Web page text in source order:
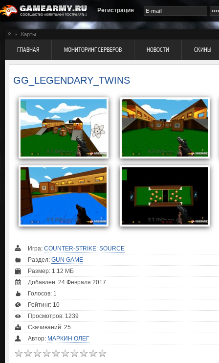
Регистрация
Карты
ГЛАВНАЯ МОНИТОРИНГ СЕРВЕРОВ НОВОСТИ СКИНЫ
GG_LEGENDARY_TWINS
Игра: COUNTER-STRIKE: SOURCE
Раздел: GUN GAME
Размер: 1.12 МБ
Добавлен: 24 Февраля 2017
Голосов: 1
Рейтинг: 10
Просмотров: 1239
Скачиваний: 25
Автор: МАРКИН ОЛЕГ